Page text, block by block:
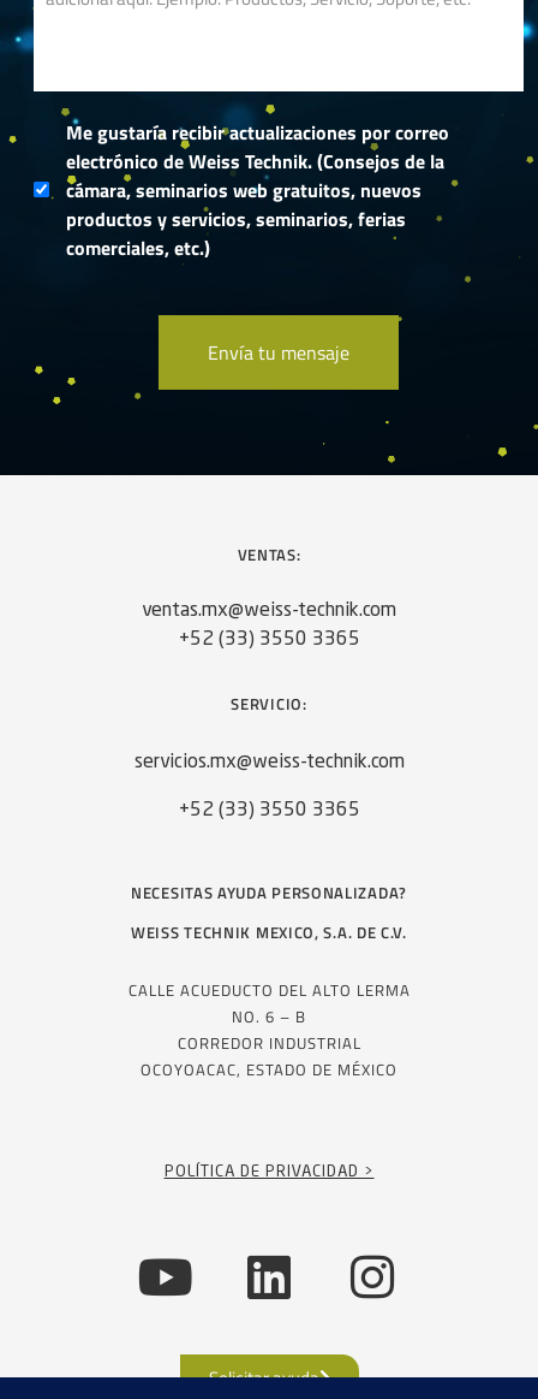
Me gustaría recibir actualizaciones por correo
electrónico de Weiss Technik. (Consejos de la
cámara, seminarios web gratuitos, nuevos
productos y servicios, seminarios, ferias
comerciales, etc.)
VENTAS:
ventas.mx@weiss-technik.com
+52 (33) 3550 3365
SERVICIO:
servicios.mx@weiss-technik.com
+52 (33) 3550 3365
NECESITAS AYUDA PERSONALIZADA?
WEISS TECHNIK MEXICO, S.A. DE C.V.
CALLE ACUEDUCTO DEL ALTO LERMA
NO. 6 – B
CORREDOR INDUSTRIAL
OCOYOACAC, ESTADO DE MÉXICO
POLÍTICA DE PRIVACIDAD >
Solicitar ayuda